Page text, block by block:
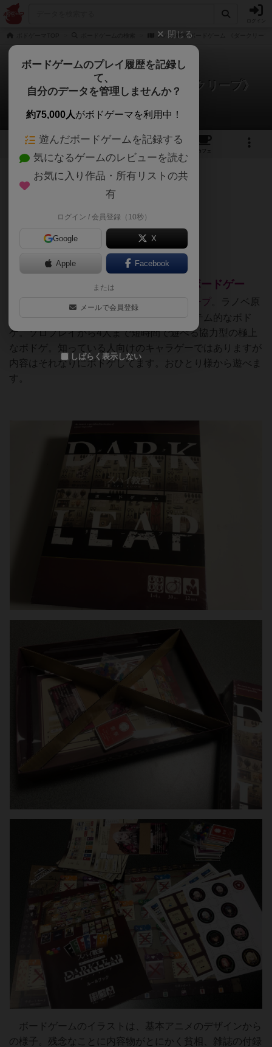
スパイ教室 ボードゲーム 《ダークリープ
スパイ教室 ボードゲーム 《ダークリープ》
午後くまさんのレビュー
1 1
カフェ
219名 1名 0 1年以上前
スパイゲーム
単独プレイヤーです。「
ボードゲー
ム DARK LEAP
スパイ教室ダークリープ
。ラノベ原
作のアニメ化された流れからのファンアイテム的なボド
ゲ。ソロプレイから4人まで短時間で遊べる協力型の極上
なボドゲ。知っている人向けのキャラゲーではありますが
内容はそれなりにボドゲしてます。おひとり様から遊べま
す。
ボードゲームのイラストは、基本アニメのデザインから
の様子。残念なことに内容物がとにかく貧相、雑誌の付録
閉じる
ボードゲームのプレイ履歴を記録し
て、
自分のデータを管理しませんか？
約75,000人がボドゲーマを利用中！
遊んだボードゲームを記録する
気になるゲームのレビューを読む
お気に入り作品・所有リストの共
有
ログイン / 会員登録（10秒）
Google X
Apple Facebook
または
メールで会員登録
しばらく表示しない